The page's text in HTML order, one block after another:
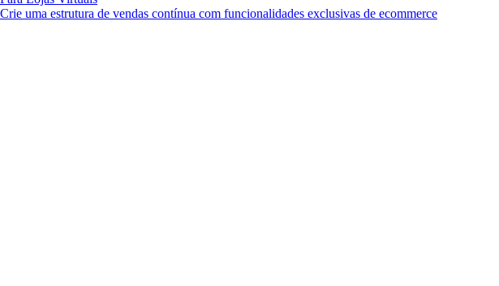
Crie uma estrutura de vendas contínua com funcionalidades exclusivas de ecommerce